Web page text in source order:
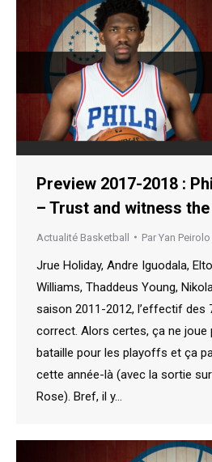
Preview 2017-2018 :
– Trust and witness
Actualité Basketball Par Yan Peirolo
Jrue Holiday, Andre Iguodala,
Williams, Thaddeus Young,
saison 2011-2012, l’effectif des
correct. Alors certes, ça ne joue
bataille pour les playoffs et ça
cette année-là (avec la sortie
Rose). Bref, il y…